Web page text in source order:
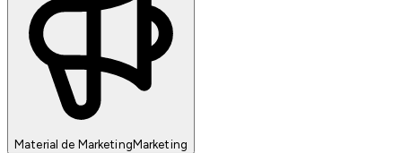
Material de MarketingMarketing